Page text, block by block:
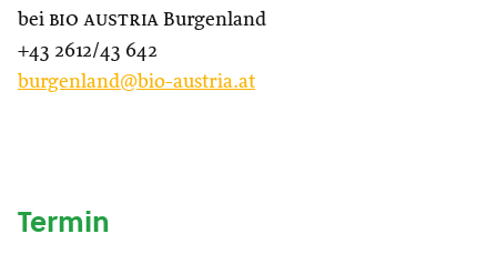
bei bio austria Burgenland
+43 2612/43 642
burgenland@bio-austria.at
Termin